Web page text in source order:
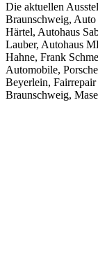
Die aktuellen
Braunschweig,
Härtel, Autohaus
Lauber, Autohaus
Hahne, Frank
Automobile,
Beyerlein,
Braunschweig,